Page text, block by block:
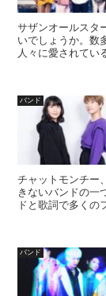
サザンオールスタ
いでしょうか。数
人々に愛されてい
バンド
チャットモンチー
きないバンドの一
ドと歌詞で多くの
バンド